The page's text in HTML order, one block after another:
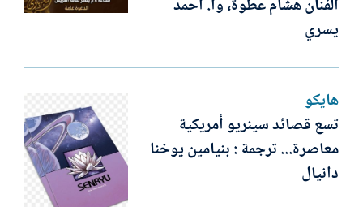
الفنان هشام عطوة، وأ. أحمد
يسري
هايكو
تسع قصائد سينريو أمريكية
معاصرة... ترجمة : بنيامين يوخنا
دانيال